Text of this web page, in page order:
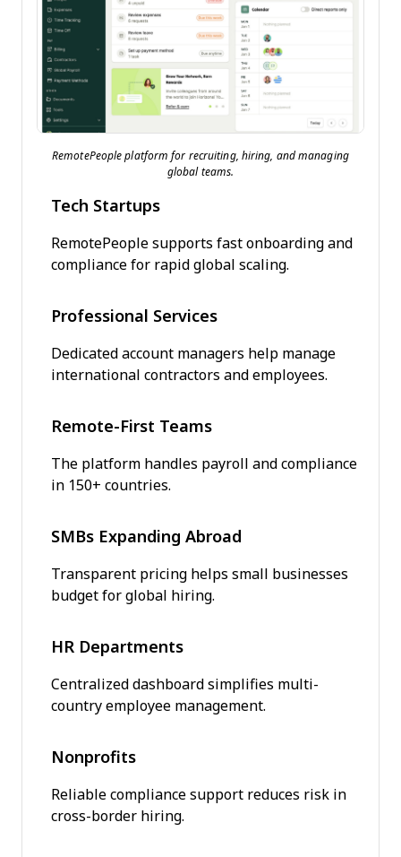
RemotePeople platform for recruiting, hiring, and managing
global teams.
Tech Startups
RemotePeople supports fast onboarding and
compliance for rapid global scaling.
Professional Services
Dedicated account managers help manage
international contractors and employees.
Remote-First Teams
The platform handles payroll and compliance
in 150+ countries.
SMBs Expanding Abroad
Transparent pricing helps small businesses
budget for global hiring.
HR Departments
Centralized dashboard simplifies multi-
country employee management.
Nonprofits
Reliable compliance support reduces risk in
cross-border hiring.